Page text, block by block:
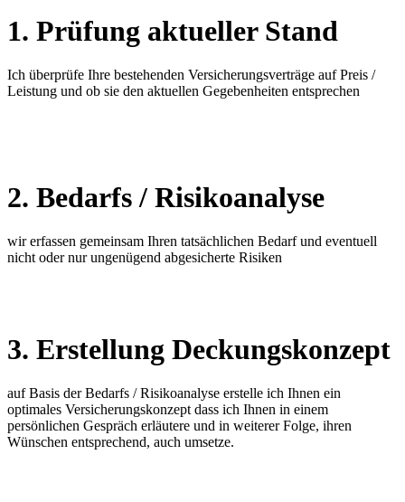
1. Prüfung aktueller Stand
Ich überprüfe Ihre bestehenden Versicherungsverträge auf Preis /
Leistung und ob sie den aktuellen Gegebenheiten entsprechen
2. Bedarfs / Risikoanalyse
wir erfassen gemeinsam Ihren tatsächlichen Bedarf und eventuell
nicht oder nur ungenügend abgesicherte Risiken
3. Erstellung Deckungskonzept
auf Basis der Bedarfs / Risikoanalyse erstelle ich Ihnen ein
optimales Versicherungskonzept dass ich Ihnen in einem
persönlichen Gespräch erläutere und in weiterer Folge, ihren
Wünschen entsprechend, auch umsetze.